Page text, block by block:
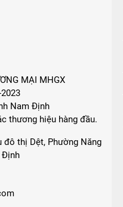
MẠI MHGX
Nam Định
thương hiệu hàng đầu.
đô thị Dệt, Phường Năng
Định